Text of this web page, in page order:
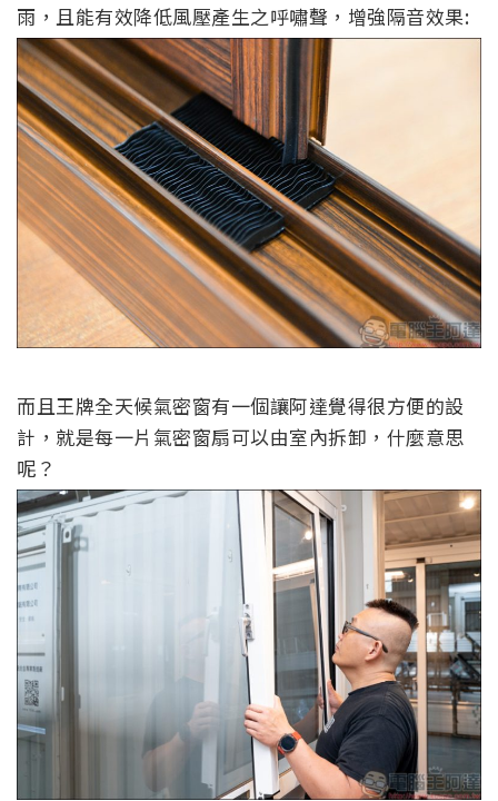
雨，且能有效降低風壓產生之呼嘯聲，增強隔音效果:
而且王牌全天候氣密窗有一個讓阿達覺得很方便的設
計，就是每一片 氣密窗扇可以由室內拆卸，什麼意思
呢？